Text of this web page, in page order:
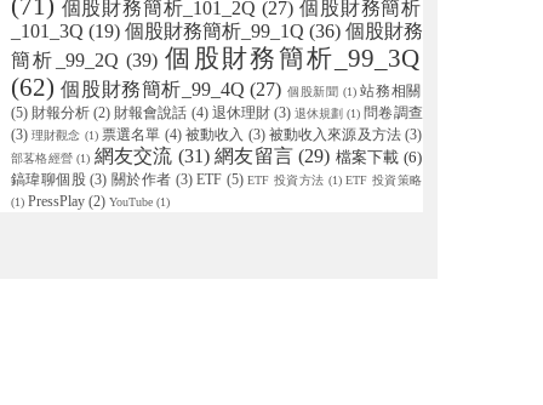
(71) 個股財務簡析_101_2Q (27) 個股財務簡析
_101_3Q (19) 個股財務簡析_99_1Q (36) 個股財務
簡析_99_2Q (39) 個股財務簡析_99_3Q
(62) 個股財務簡析_99_4Q (27) 個股新聞 (1) 站務相關
(5) 財報分析 (2) 財報會說話 (4) 退休理財 (3) 退休規劃 (1) 問卷調查
(3) 理財觀念 (1) 票選名單 (4) 被動收入 (3) 被動收入來源及方法 (3)
部茖格經營 (1) 網友交流 (31) 網友留言 (29) 檔案下載 (6)
鎬瑋聊個股 (3) 關於作者 (3) ETF (5) ETF 投資方法 (1) ETF 投資策略
(1) PressPlay (2) YouTube (1)